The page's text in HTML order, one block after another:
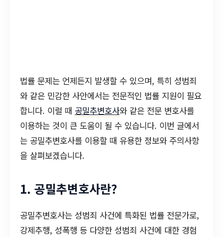
법률 문제는 언제든지 발생할 수 있으며, 특히 성범죄
와 같은 민감한 사안에서는 전문적인 법률 지원이 필요
합니다. 이럴 때 공밀추변호사와 같은 전문 변호사를
이용하는 것이 큰 도움이 될 수 있습니다. 이번 글에서
는 공밀추변호사를 이용할 때 유용한 정보와 주의사항
을 살펴보겠습니다.
1. 공밀추변호사란?
공밀추변호사는 성범죄 사건에 특화된 법률 전문가로,
강제추행, 성폭행 등 다양한 성범죄 사건에 대한 경험